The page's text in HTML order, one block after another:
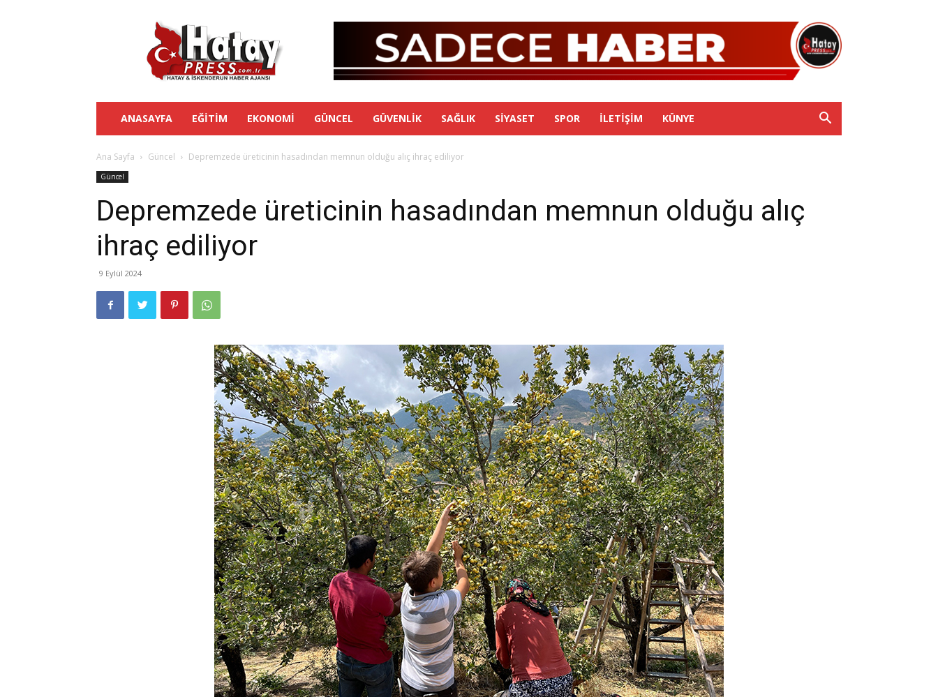
Hatay
Press
ANASAYFA EĞITIM EKONOMI GÜNCEL GÜVENLIK SAĞLIK SIYASET SPOR İLETIŞIM KÜNYE
Ana Sayfa Güncel Depremzede üreticinin hasadından memnun olduğu alıç ihraç ediliyor
Güncel
Depremzede üreticinin hasadından memnun olduğu alıç
ihraç ediliyor
9 Eylül 2024